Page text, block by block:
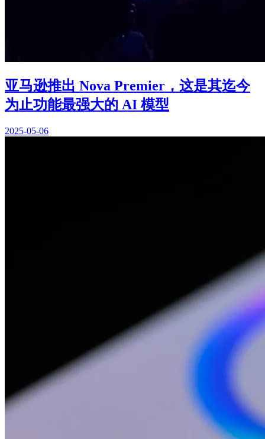
亚马逊推出 Nova Premier，这是其迄今
为止功能最强大的 AI 模型
2025-05-06